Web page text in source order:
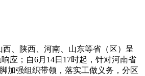
、陕西、河南、山东等省（区）呈
应；自6月14日17时起，针对河南省
加强组织带领，落实工做义务，分区